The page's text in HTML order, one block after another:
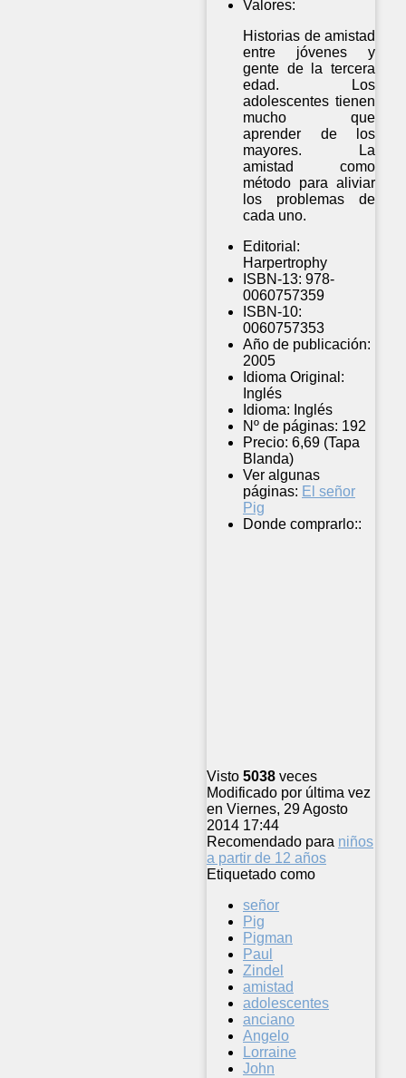
Valores:
Historias de amistad
entre jóvenes y
gente de la tercera
edad. Los
adolescentes tienen
mucho que
aprender de los
mayores. La
amistad como
método para aliviar
los problemas de
cada uno.
Editorial:
Harpertrophy
ISBN-13: 978-
0060757359
ISBN-10:
0060757353
Año de publicación:
2005
Idioma Original:
Inglés
Idioma: Inglés
Nº de páginas: 192
Precio: 6,69 (Tapa
Blanda)
Ver algunas
páginas: El señor
Pig
Donde comprarlo::
Visto 5038 veces
Modificado por última vez
en Viernes, 29 Agosto
2014 17:44
Recomendado para niños
a partir de 12 años
Etiquetado como
señor
Pig
Pigman
Paul
Zindel
amistad
adolescentes
anciano
Angelo
Lorraine
John